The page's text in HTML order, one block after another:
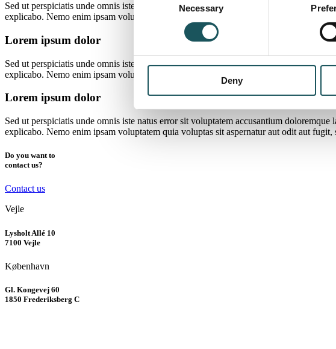
Selection
Necessary
Deny
Sed ut perspiciatis unde omnis iste natus error sit voluptatem accusantium
explicabo. Nemo enim ipsam voluptatem quia voluptas sit aspernatur aut odit aut
Lorem ipsum dolor
Sed ut perspiciatis unde omnis iste natus error sit voluptatem accusantium
explicabo. Nemo enim ipsam voluptatem quia voluptas sit aspernatur aut odit aut
Lorem ipsum dolor
Sed ut perspiciatis unde omnis iste natus error sit voluptatem accusantium
explicabo. Nemo enim ipsam voluptatem quia voluptas sit aspernatur aut odit aut
Do you want to
contact us?
Contact us
Vejle
Lysholt Allé 10
7100 Vejle
København
Gl. Kongevej 60
1850 Frederiksberg C